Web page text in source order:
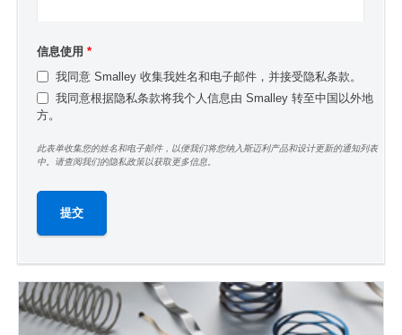
信息使用 *
我同意 Smalley 收集我姓名和电子邮件，并接受隐私条款。
我同意根据隐私条款将我个人信息由 Smalley 转至中国以外地
方。
此表单收集您的姓名和电子邮件，以便我们将您纳入斯迈利产品和设计更新的通知列表
中。请查阅我们的隐私政策以获取更多信息。